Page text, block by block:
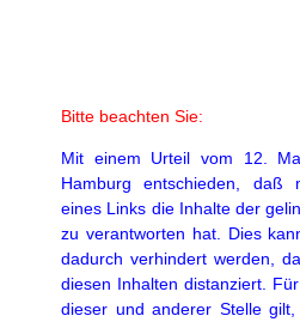
Bitte beachten Sie:
Mit einem Urteil vom 12.
Hamburg entschieden, daß
eines Links die Inhalte der
zu verantworten hat. Dies
dadurch verhindert werden,
diesen Inhalten distanziert.
dieser und anderer Stelle